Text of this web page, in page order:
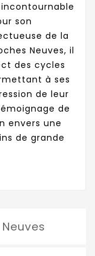
son
de la
Neuves, il
des cycles
à ses
de leur
de
envers une
de grande